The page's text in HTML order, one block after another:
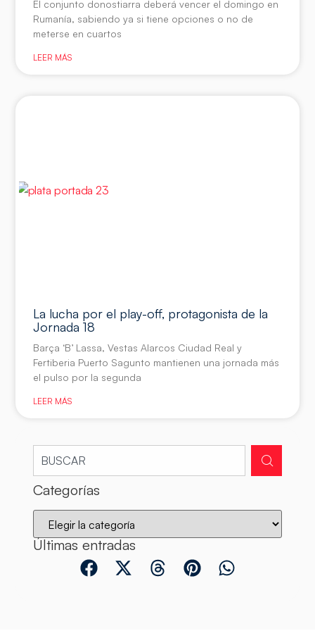
El conjunto donostiarra deberá vencer el domingo en
Rumanía, sabiendo ya si tiene opciones o no de
meterse en cuartos
LEER MÁS
La lucha por el play-off, protagonista de la
Jornada 18
Barça ‘B’ Lassa, Vestas Alarcos Ciudad Real y
Fertiberia Puerto Sagunto mantienen una jornada más
el pulso por la segunda
LEER MÁS
Categorías
Últimas entradas